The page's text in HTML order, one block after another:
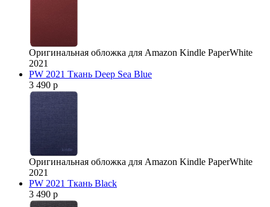
Оригинальная обложка для Amazon Kindle PaperWhite
2021
PW 2021 Ткань Deep Sea Blue
3 490 р
Оригинальная обложка для Amazon Kindle PaperWhite
2021
PW 2021 Ткань Black
3 490 р